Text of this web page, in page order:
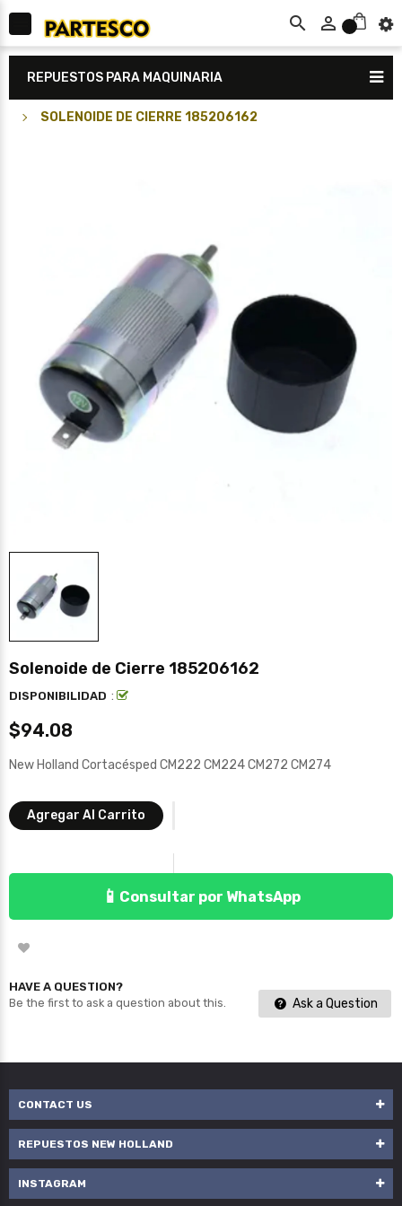
 
REPUESTOS PARA MAQUINARIA
SOLENOIDE DE CIERRE 185206162
Solenoide de Cierre 185206162
DISPONIBILIDAD :
$94.08
New Holland Cortacésped CM222 CM224 CM272 CM274
Agregar Al Carrito
📱 Consultar por WhatsApp
HAVE A QUESTION?
Be the first to ask a question about this.
Ask a Question
CONTACT US
REPUESTOS NEW HOLLAND
INSTAGRAM